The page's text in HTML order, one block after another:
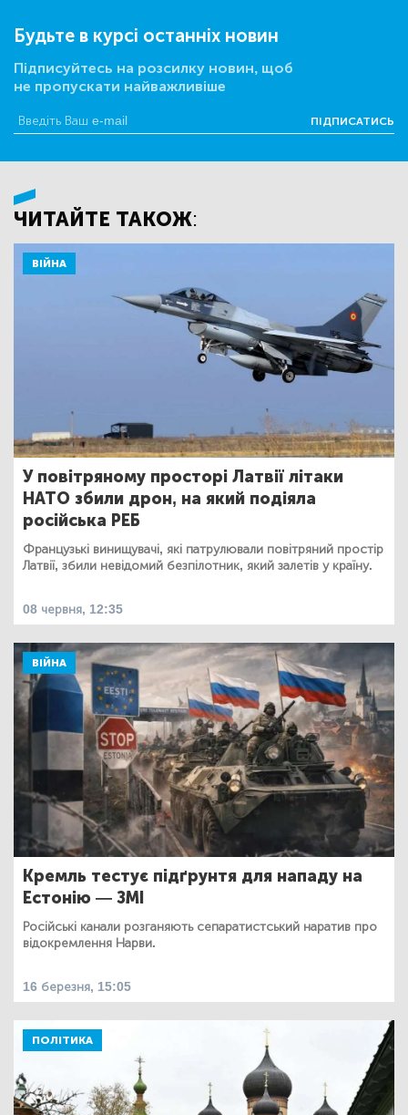
Будьте в курсі останніх новин
Підписуйтесь на розсилку новин, щоб
не пропускати найважливіше
ПІДПИСАТИСЬ
ЧИТАЙТЕ ТАКОЖ:
ВІЙНА
У повітряному просторі Латвії літаки
НАТО збили дрон, на який подіяла
російська РЕБ
Французькі винищувачі, які патрулювали повітряний простір
Латвії, збили невідомий безпілотник, який залетів у країну.
08 червня, 12:35
ВІЙНА
Кремль тестує підґрунтя для нападу на
Естонію — ЗМІ
Російські канали розганяють сепаратистський наратив про
відокремлення Нарви.
16 березня, 15:05
ПОЛІТИКА